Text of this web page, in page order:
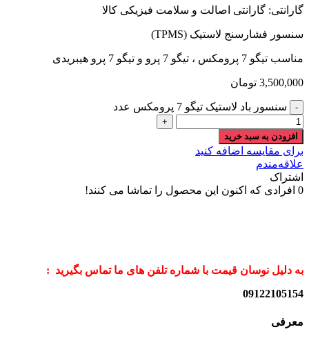
گارانتی: گارانتی اصالت و سلامت فیزیکی کالا
سنسور فشارسنج لاستیک (TPMS)
مناسب تیگو 7 پرومکس ، تیگو 7 پرو و تیگو 7 پرو هیبریدی
3,500,000 تومان
سنسور باد لاستیک تیگو 7 پرومکس عدد
افزودن به سبد خرید
برای مقایسه اضافه کنید
علاقه‌مندم
اشتراک
0 افرادی که اکنون این محصول را تماشا می کنند!
به دلیل نوسان قیمت با شماره تلفن های ما تماس بگیرید :
09122105154
معرفی